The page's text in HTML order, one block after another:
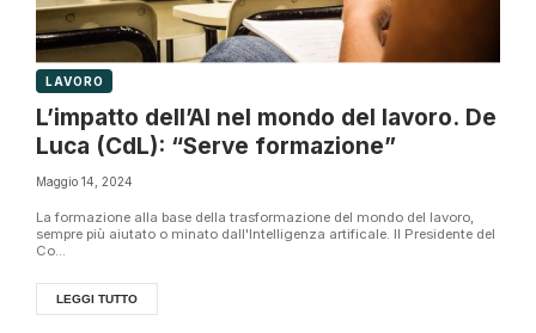
LAVORO
L’impatto dell’AI nel mondo del lavoro. De
Luca (CdL): “Serve formazione”
Maggio 14, 2024
La formazione alla base della trasformazione del mondo del lavoro,
sempre più aiutato o minato dall'Intelligenza artificale. Il Presidente del
Co...
LEGGI TUTTO